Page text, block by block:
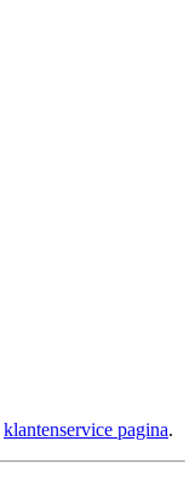
klantenservice pagina.